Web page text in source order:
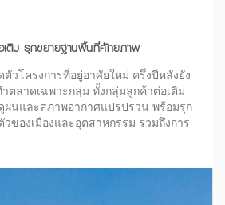
ติม รุกขยายฐานพื้นที่ศักยภาพ
วโครงการที่อยู่อาศัยใหม่ ครึ่งปีหลังยัง
ตลาดเฉพาะกลุ่ม ทั้งกลุ่มลูกค้าต่อเติม
นและสภาพอากาศแปรปรวน พร้อมรุก
ของเมืองและอุตสาหกรรม รวมถึงการ